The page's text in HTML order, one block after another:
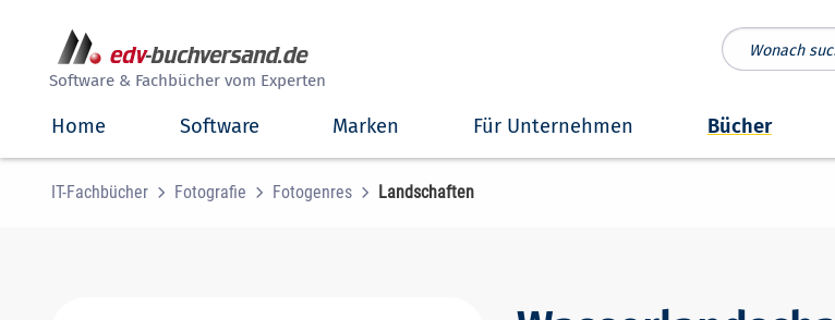
Software & Fachbücher vom Experten
Home Software Marken Für Unternehmen Bücher
IT-Fachbücher Fotografie Fotogenres Landschaften